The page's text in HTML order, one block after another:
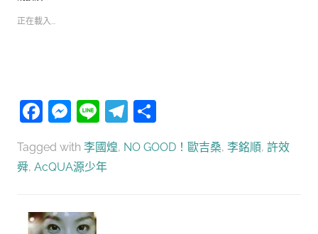
正在載入...
Facebook
Messenger
LineTelegram
Tagged with 李國煌, NO GOOD！歐吉桑, 李銘順, 許效
舜, AcQUA源少年